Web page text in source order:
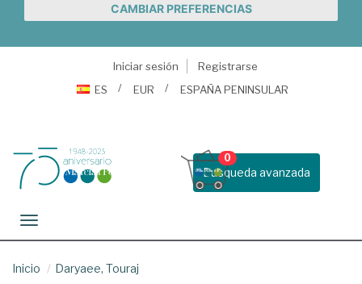
CAMBIAR PREFERENCIAS
Iniciar sesión
Registrarse
ES
EUR ESPAÑA PENINSULAR
Busqueda avanzada
0
Toggle navigation
Inicio Daryaee, Touraj